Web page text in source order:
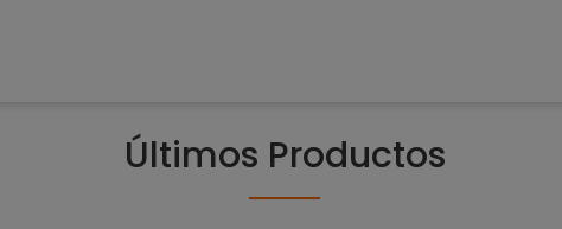
Últimos Productos